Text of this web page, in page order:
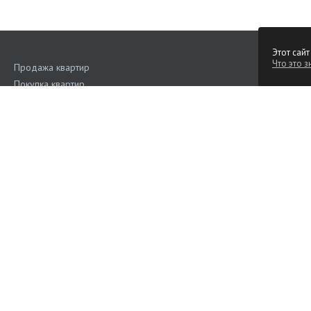
Продажа квартир
Покупка квартир
Этот
Что это